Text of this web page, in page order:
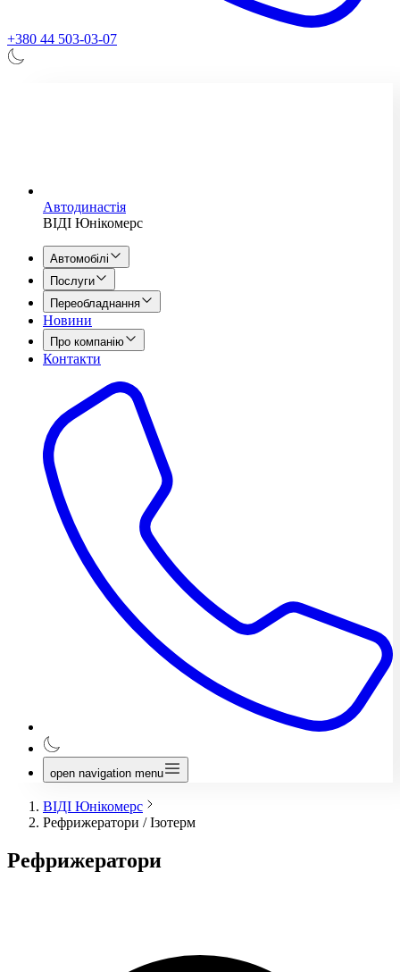
+380 44 503-03-07
Автодинастія
ВІДІ Юнікомерс
Автомобілі
Послуги
Переобладнання
Новини
Про компанію
Контакти
open navigation menu
ВІДІ Юнікомерс
Рефрижератори / Ізотерм
Рефрижератори